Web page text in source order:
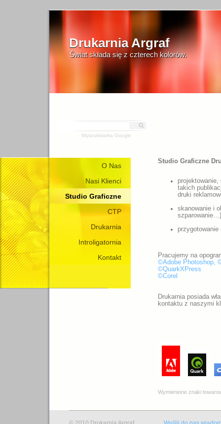
Drukarnia Argraf
Świat składa się z czterech kolorów.
Wyszukiwarka Google
Studio Graficzne
projektowanie,
takich
druki
skanowanie i
szparowanie…)
przygotowanie
Pracujemy na
©Adobe Photoshop,
©QuarkXPress
©Corel
Drukarnia posiada
kontaktu z naszymi
Wymienione znaki
O Nas
Nasi Klienci
Studio Graficzne
CTP
Drukarnia
Introligatornia
Kontakt
© 2010 Drukarnia Argraf Wyślij do nas